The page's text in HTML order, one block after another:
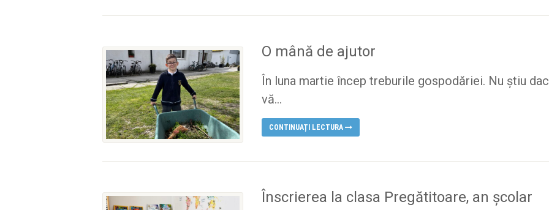
O mână de ajutor
În luna martie încep treburile gospodăriei. Nu știu
vă...
CONTINUAȚI LECTURA
Înscrierea la clasa Pregătitoare, an școlar